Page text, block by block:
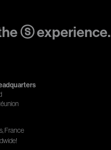
ⓢ experience.
France